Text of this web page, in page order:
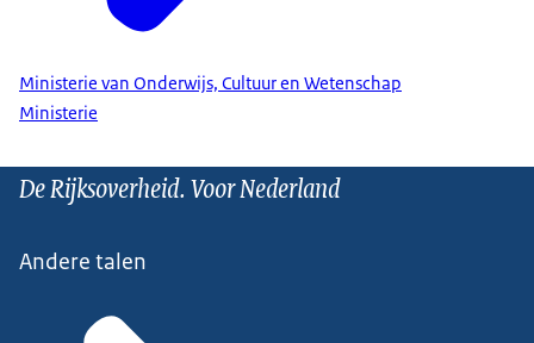
Ministerie van Onderwijs, Cultuur en Wetenschap
Ministerie
De Rijksoverheid. Voor Nederland
Andere talen